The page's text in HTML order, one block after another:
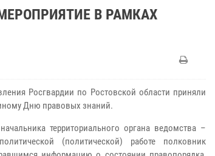
В РАМКАХ
Росгвардии по Ростовской области приняли
Дню правовых знаний.
территориального органа ведомства –
(политической) работе полковник